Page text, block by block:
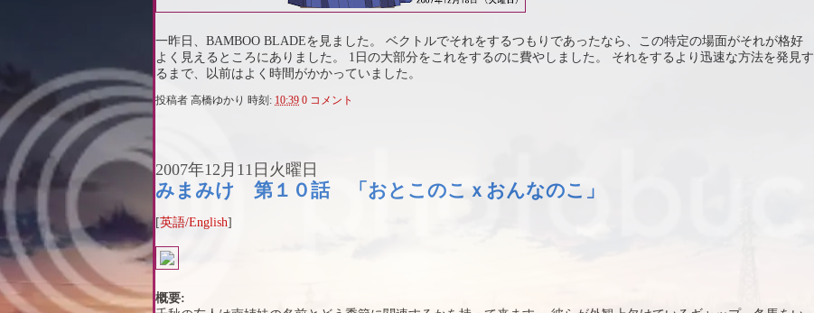
一昨日、BAMBOO BLADEを見ました。 ベクトルでそれをするつもりであったなら、この特定の場面がそれが格好
よく見えるところにありました。 1日の大部分をこれをするのに費やしました。 それをするより迅速な方法を発見す
るまで、以前はよく時間がかかっていました。
投稿者 高橋ゆかり 時刻: 10:39 0 コメント
2007年12月11日火曜日
みまみけ 第１０話 「おとこのこｘおんなのこ」
[英語/English]
概要: